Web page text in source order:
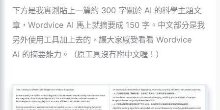
下方是我實測貼上一篇約 300 字關於 AI 的科學主題文
章，Wordvice AI 馬上就摘要成 150 字。中文部分是我
另外使用工具加上去的，讓大家感受看看 Wordvice
AI 的摘要能力。（原工具沒有附中文喔！）